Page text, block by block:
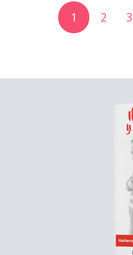
1 2 3